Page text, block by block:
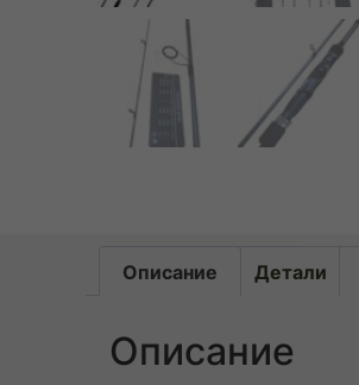
Описание Детали
Описание